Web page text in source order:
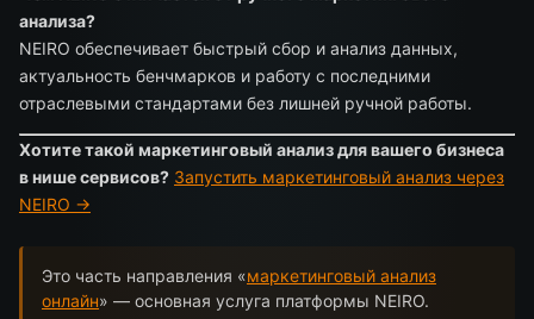
анализа?
NEIRO обеспечивает быстрый сбор и анализ данных,
актуальность бенчмарков и работу с последними
отраслевыми стандартами без лишней ручной работы.
Хотите такой маркетинговый анализ для вашего бизнеса
в нише сервисов? Запустить маркетинговый анализ через
NEIRO →
Это часть направления «маркетинговый анализ
онлайн» — основная услуга платформы NEIRO.